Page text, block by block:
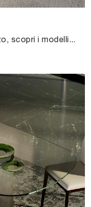
Se cerchi tavoli design da pranzo, scopri i modelli fissi di Cattelan Italia: clicca e scopri il modello Papelito Keramik in ceramica.